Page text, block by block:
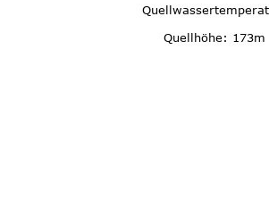
Quellhöhe: 173m